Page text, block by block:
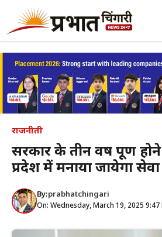
content
राजनीती
सरकार के तीन वर्ष पूर्ण
प्रदेश में मनाया जायेगा
By:prabhatchingari
On: Wednesday, March 19, 2025 9:47